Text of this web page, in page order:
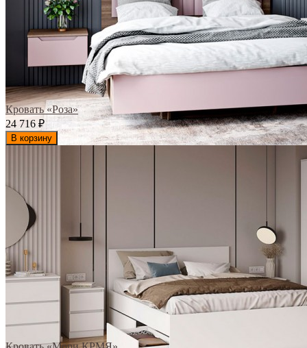
Кровать «Роза»
24 716 ₽
В корзину